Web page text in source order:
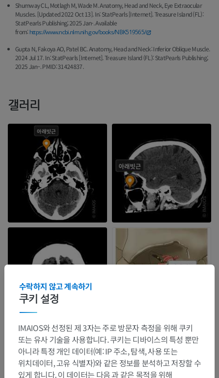
Shumway CL, Motlagh M, Wade M. Anatomy, Head and Neck, Eye Extraocular
Muscles. [Updated 2022 Oct 13]. In: StatPearls [Internet]. Treasure Island (FL):
StatPearls Publishing; 2025 Jan-. Available
from:https://www.ncbi.nlm.nih.gov/books/NBK519565/
Gupta N, Fakoya AO, Patel BC. Anatomy, Head and Neck: Inferior Oblique Muscle.
2024 Jul 17. In: StatPearls [Internet]. Treasure Island (FL): StatPearls Publishing;
2025 Jan–. PMID: 31424837.
갤러리
쿠키 설정
수락하지 않고 계속하기
IMAIOS와 선정된 제 3자는 주로 방문자 측정을 위해 쿠키
또는 유사 기술을 사용합니다. 쿠키는 디바이스의 특성 뿐만
아니라 특정 개인 데이터(예: IP 주소, 탐색, 사용 또는
위치데이터, 고유 식별자)와 같은 정보를 분석하고 저장할 수
있게 합니다. 이 데이터는 다음 과 같은 목적을 위해